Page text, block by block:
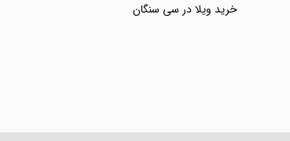
خرید ویلا در سی سنگان